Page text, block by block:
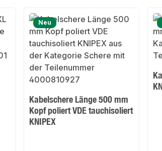
Neu
Kabelschere Länge 500 mm
Kopf poliert VDE tauchisoliert
KNIPEX